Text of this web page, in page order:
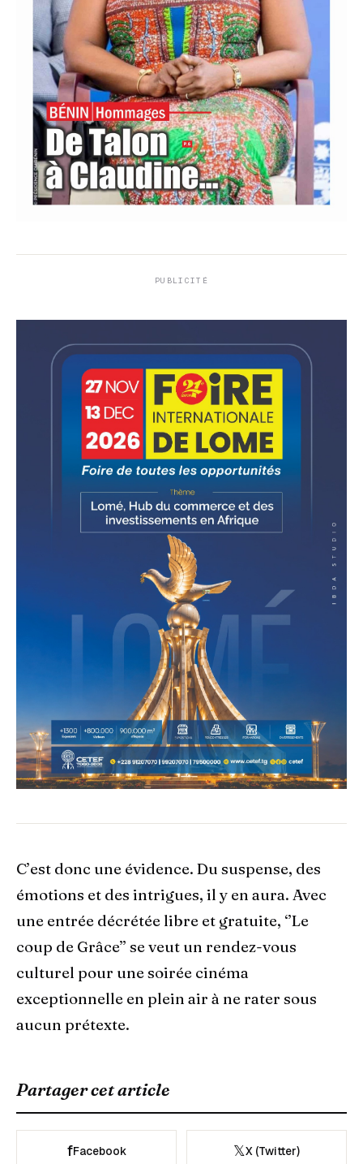
PUBLICITÉ
C’est donc une évidence. Du suspense, des
émotions et des intrigues, il y en aura. Avec
une entrée décrétée libre et gratuite, ‘’Le
coup de Grâce’’ se veut un rendez-vous
culturel pour une soirée cinéma
exceptionnelle en plein air à ne rater sous
aucun prétexte.
Partager cet article
fFacebook 𝕏X (Twitter)